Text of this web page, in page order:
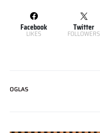
Facebook
LIKES
Twitter
FOLLOWERS
OGLAS